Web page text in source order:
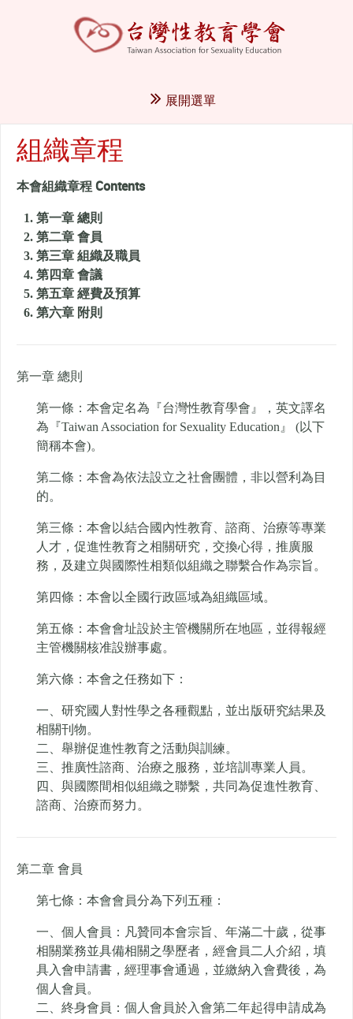
展開選單
組織章程
本會組織章程 Contents
第一章 總則
第二章 會員
第三章 組織及職員
第四章 會議
第五章 經費及預算
第六章 附則
第一章 總則
第一條：本會定名為『台灣性教育學會』，英文譯名
為『Taiwan Association for Sexuality Education』 (以下
簡稱本會)。
第二條：本會為依法設立之社會團體，非以營利為目
的。
第三條：本會以結合國內性教育、諮商、治療等專業
人才，促進性教育之相關研究，交換心得，推廣服
務，及建立與國際性相類似組織之聯繫合作為宗旨。
第四條：本會以全國行政區域為組織區域。
第五條：本會會址設於主管機關所在地區，並得報經
主管機關核准設辦事處。
第六條：本會之任務如下：
一、研究國人對性學之各種觀點，並出版研究結果及
相關刊物。
二、舉辦促進性教育之活動與訓練。
三、推廣性諮商、治療之服務，並培訓專業人員。
四、與國際間相似組織之聯繫，共同為促進性教育、
諮商、治療而努力。
第二章 會員
第七條：本會會員分為下列五種：
一、個人會員：凡贊同本會宗旨、年滿二十歲，從事
相關業務並具備相關之學歷者，經會員二人介紹，填
具入會申請書，經理事會通過，並繳納入會費後，為
個人會員。
二、終身會員：個人會員於入會第二年起得申請成為